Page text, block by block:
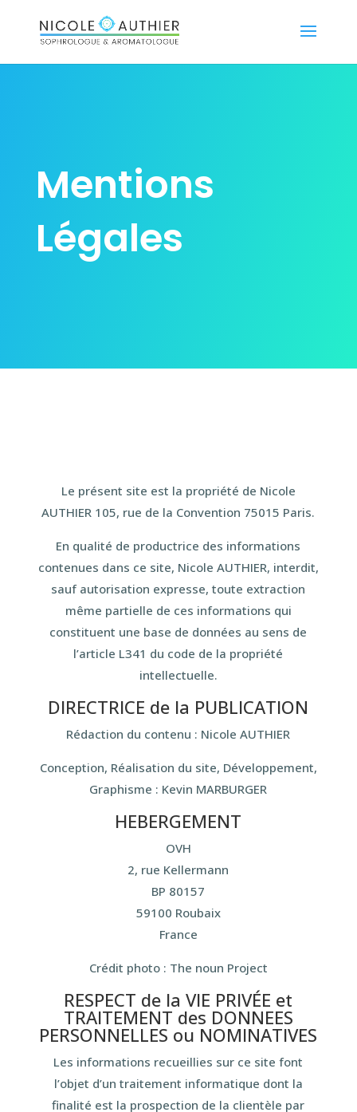
Mentions
Légales
Le présent site est la propriété de Nicole
AUTHIER 105, rue de la Convention 75015 Paris.
En qualité de productrice des informations
contenues dans ce site, Nicole AUTHIER, interdit,
sauf autorisation expresse, toute extraction
même partielle de ces informations qui
constituent une base de données au sens de
l’article L341 du code de la propriété
intellectuelle.
DIRECTRICE de la PUBLICATION
Rédaction du contenu : Nicole AUTHIER
Conception, Réalisation du site, Développement,
Graphisme : Kevin MARBURGER
HEBERGEMENT
OVH
2, rue Kellermann
BP 80157
59100 Roubaix
France
Crédit photo : The noun Project
RESPECT de la VIE PRIVÉE et
TRAITEMENT des DONNEES
PERSONNELLES ou NOMINATIVES
Les informations recueillies sur ce site font
l’objet d’un traitement informatique dont la
finalité est la prospection de la clientèle par